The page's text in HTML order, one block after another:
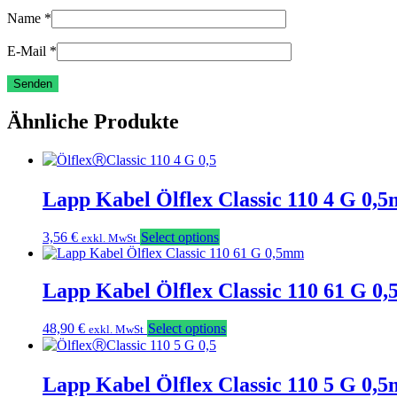
Name *
E-Mail *
Ähnliche Produkte
Lapp Kabel Ölflex Classic 110 4 G
3,56 € exkl. MwSt Select options
Lapp Kabel Ölflex Classic 110 61 G
48,90 € exkl. MwSt Select options
Lapp Kabel Ölflex Classic 110 5 G